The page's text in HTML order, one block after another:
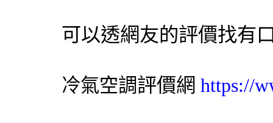
可以透網友的評價找有
冷氣空調評價網 https://